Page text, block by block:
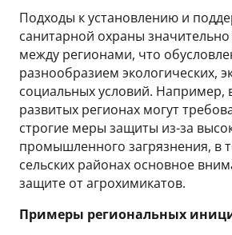
Подходы к установлению и
санитарной охраны
между регионами, что
разнообразием экологических,
социальных условий.
развитых регионах могут
строгие меры защиты из-за
промышленного загрязнения, в
сельских районах основное
защите от агрохимикатов.
Примеры региональных